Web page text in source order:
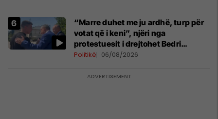
“Marre duhet me ju ardhë, turp për
votat që i keni”, njëri nga
protestuesit i drejtohet Bedri
Hamzës
Politikë 06/08/2026